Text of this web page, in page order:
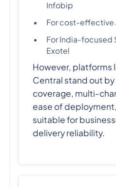
Infobip
For cost-effective
For India-focused
Exotel
However, platforms
Central stand out
coverage, multi-
ease of
suitable for
delivery reliability.